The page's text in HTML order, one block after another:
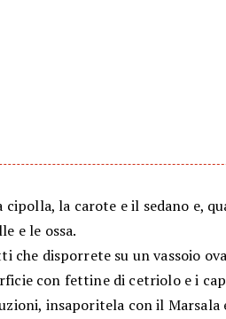
la carote e il sedano e,
e le ossa.
che disporrete su un vassoio
con fettine di cetriolo e i
insaporitela con il Marsala